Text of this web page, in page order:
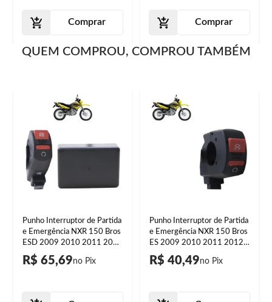
Comprar Comprar
QUEM COMPROU, COMPROU TAMBÉM
Punho Interruptor de Partida
e Emergência NXR 150 Bros
ESD 2009 2010 2011 2012
2013 2014 2015
R$ 65,69
Punho Interruptor de Partida
e Emergência NXR 150 Bros
ES 2009 2010 2011 2012
2013 2014 2015
R$ 40,49